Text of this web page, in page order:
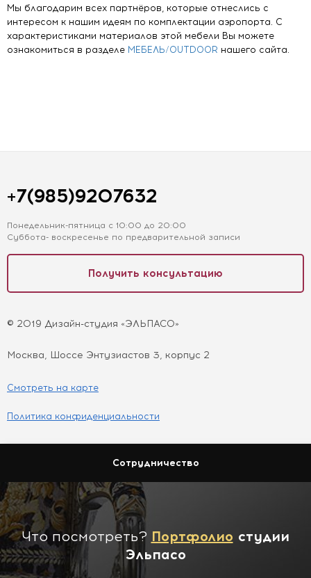
Мы благодарим всех партнёров, которые отнеслись с
интересом к нашим идеям по комплектации аэропорта. С
характеристиками материалов этой мебели Вы можете
ознакомиться в разделе МЕБЕЛЬ/OUTDOOR нашего сайта.
+7(985)9207632
Понедельник-пятница с 10:00 до 20:00
Суббота- воскресенье по предварительной записи
Получить консультацию
© 2019 Дизайн-студия «ЭЛЬПАСО»
Москва, Шоссе Энтузиастов 3, корпус 2
Смотреть на карте
Политика конфиденциальности
Сотрудничество
Что посмотреть? Портфолио студии
Эльпасо